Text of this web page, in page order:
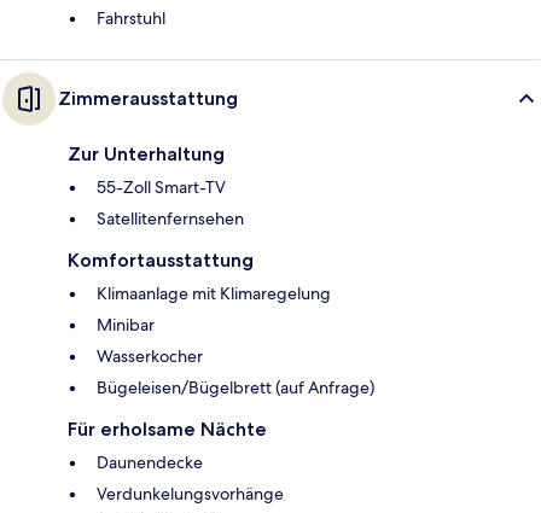
Fahrstuhl
Zimmerausstattung
Zur Unterhaltung
55-Zoll Smart-TV
Satellitenfernsehen
Komfortausstattung
Klimaanlage mit Klimaregelung
Minibar
Wasserkocher
Bügeleisen/Bügelbrett (auf Anfrage)
Für erholsame Nächte
Daunendecke
Verdunkelungsvorhänge